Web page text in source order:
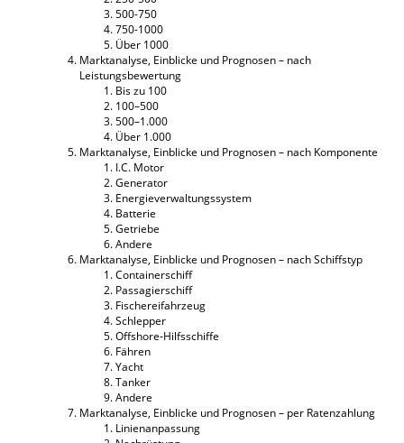
500-750
750-1000
Über 1000
Marktanalyse, Einblicke und Prognosen – nach
Leistungsbewertung
Bis zu 100
100–500
500–1.000
Über 1.000
Marktanalyse, Einblicke und Prognosen – nach Komponente
I.C. Motor
Generator
Energieverwaltungssystem
Batterie
Getriebe
Andere
Marktanalyse, Einblicke und Prognosen – nach Schiffstyp
Containerschiff
Passagierschiff
Fischereifahrzeug
Schlepper
Offshore-Hilfsschiffe
Fähren
Yacht
Tanker
Andere
Marktanalyse, Einblicke und Prognosen – per Ratenzahlung
Linienanpassung